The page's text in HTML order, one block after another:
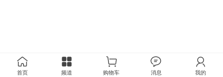
首页 频道 购物车 消息 我的